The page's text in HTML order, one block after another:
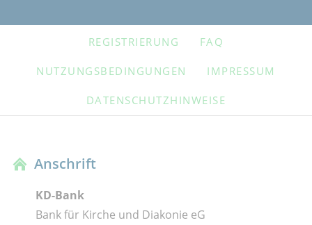
NAVIGATION
REGISTRIERUNG FAQ
NUTZUNGSBEDINGUNGEN IMPRESSUM
DATENSCHUTZHINWEISE
Anschrift
KD-Bank
Bank für Kirche und Diakonie eG